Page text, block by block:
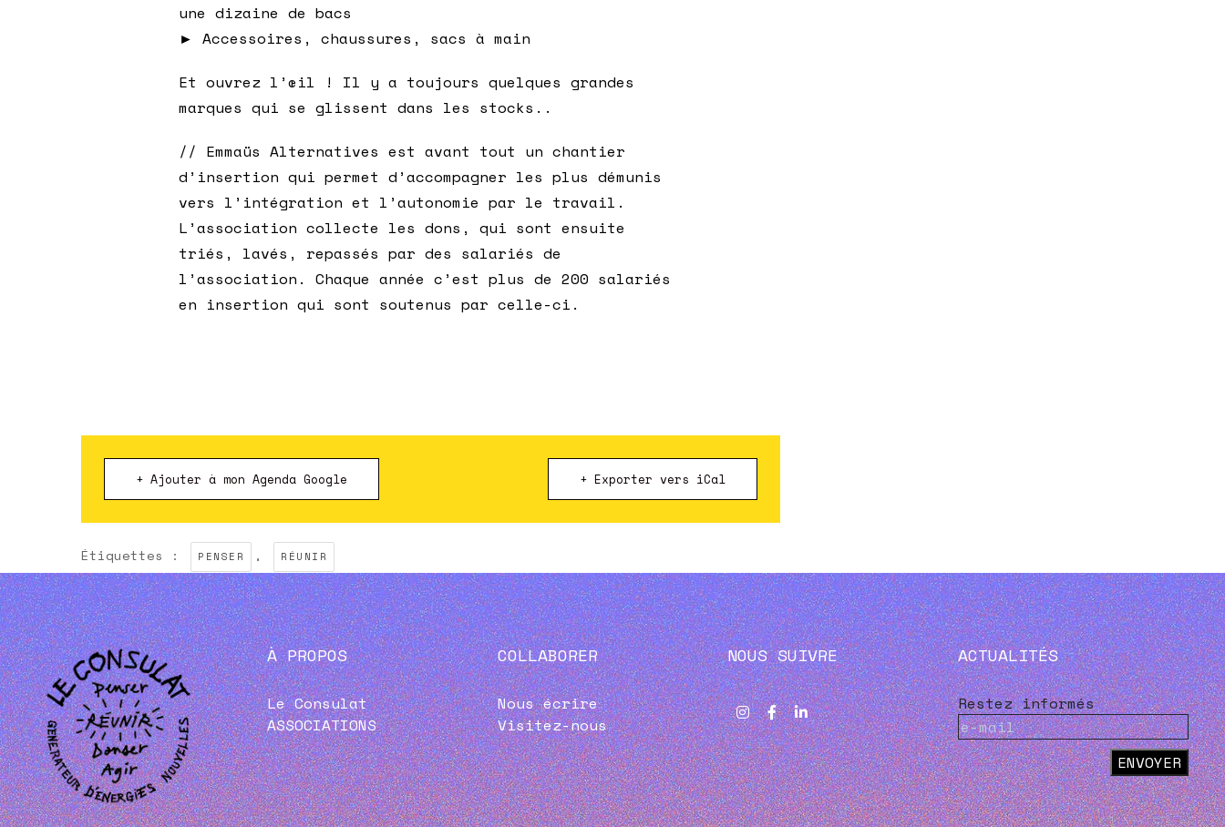
une dizaine de bacs
► Accessoires, chaussures, sacs à main
Et ouvrez l’œil ! Il y a toujours quelques grandes
marques qui se glissent dans les stocks..
// Emmaüs Alternatives est avant tout un chantier
d’insertion qui permet d’accompagner les plus démunis
vers l’intégration et l’autonomie par le travail.
L’association collecte les dons, qui sont ensuite
triés, lavés, repassés par des salariés de
l’association. Chaque année c’est plus de 200 salariés
en insertion qui sont soutenus par celle-ci.
+ Ajouter à mon Agenda Google + Exporter vers iCal
Étiquettes : PENSER , RÉUNIR
À PROPOS
Le Consulat
ASSOCIATIONS
COLLABORER
Nous écrire
Visitez-nous
NOUS SUIVRE ACTUALITÉS
Restez informés
ENVOYER